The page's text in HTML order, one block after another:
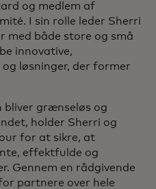
og medlem af
I sin rolle leder Sherri
med både store og små
innovative,
løsninger, der former
bliver grænseløs og
holder Sherri og
for at sikre, at
effektfulde og
Gennem en rådgivende
partnere over hele